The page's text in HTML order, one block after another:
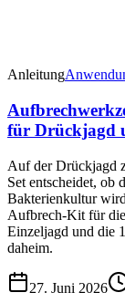
Anleitung
für Drückjagd
Auf der Drückjagd
Set entscheidet, ob
Bakterienkultur
Aufbrech-Kit für
Einzeljagd und die
daheim.
27. Juni 2026